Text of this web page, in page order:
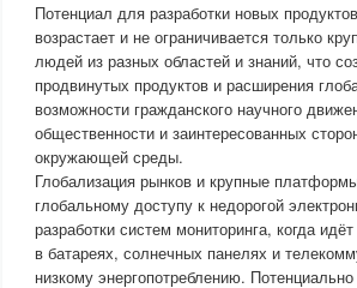
Потенциал для разработки новых
возрастает и не ограничивается только
людей из разных областей и знаний, что
продвинутых продуктов и расширения
возможности гражданского научного
общественности и заинтересованных
окружающей среды.
Глобализация рынков и крупные
глобальному доступу к недорогой
разработки систем мониторинга, когда идёт
в батареях, солнечных панелях и
низкому энергопотреблению.